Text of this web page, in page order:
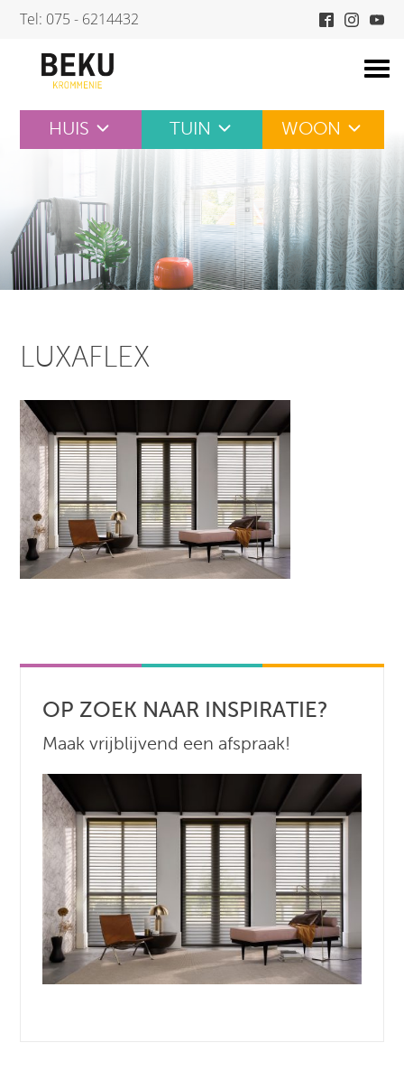
Skip
content
Tel: 075 - 6214432
HUIS TUIN WOON
LUXAFLEX
OP ZOEK NAAR INSPIRATIE?
Maak vrijblijvend een afspraak!